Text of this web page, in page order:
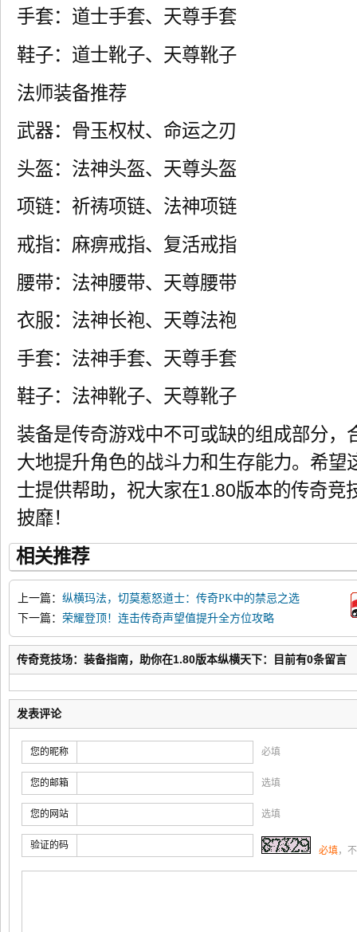
手套：道士手套、天尊手套
鞋子：道士靴子、天尊靴子
法师装备推荐
武器：骨玉权杖、命运之刃
头盔：法神头盔、天尊头盔
项链：祈祷项链、法神项链
戒指：麻痹戒指、复活戒指
腰带：法神腰带、天尊腰带
衣服：法神长袍、天尊法袍
手套：法神手套、天尊手套
鞋子：法神靴子、天尊靴子
装备是传奇游戏中不可或缺的组成部分，
大地提升角色的战斗力和生存能力。希望
士提供帮助，祝大家在1.80版本的传奇竞
披靡！
相关推荐
上一篇： 纵横玛法，切莫惹怒道士：传奇PK中的禁忌之选
下一篇： 荣耀登顶！连击传奇声望值提升全方位攻略
传奇竞技场：装备指南，助你在1.80版本纵横天下：目前有0条留言
发表评论
您的昵称 必填
您的邮箱 选填
您的网站 选填
验证的码 必填，